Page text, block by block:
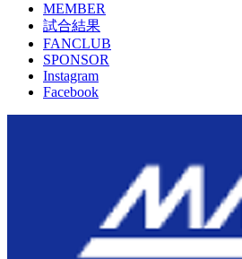
MEMBER
試合結果
FANCLUB
SPONSOR
Instagram
Facebook